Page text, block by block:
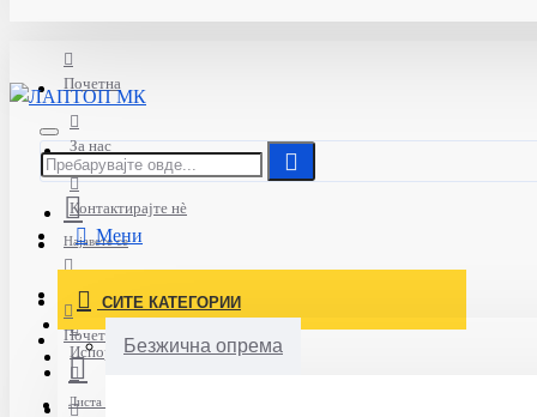
Почетна
За нас
Контактирајте нè
Постави нарачка
Испорака
Најавете се
Нов корисник
Листа на желби
Мени
СИТЕ КАТЕГОРИИ
Безжична опрема
Почетна